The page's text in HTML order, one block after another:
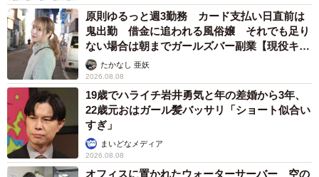
原則ゆるっと週3勤務 カード支払い日直前は
鬼出勤 借金に追われる風俗嬢 それでも足り
ない場合は朝までガールズバー副業【現役キャ
ストに取材】
たかなし 亜妖
2026.08.08
19歳でハライチ岩井勇気と年の差婚から3年、
22歳元おはガール髪バッサリ「ショート似合い
すぎ」
まいどなメディア
2026.08.08
オフィスに置かれたウォーターサーバー 空の